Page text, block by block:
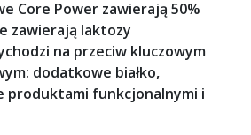
Core Power zawierają 50%
zawierają laktozy
na przeciw kluczowym
dodatkowe białko,
produktami funkcjonalnymi i